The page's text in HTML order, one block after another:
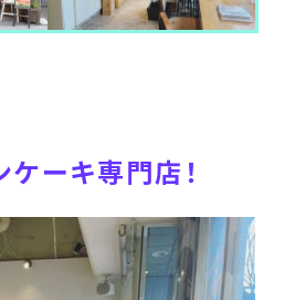
ーキ専門店！